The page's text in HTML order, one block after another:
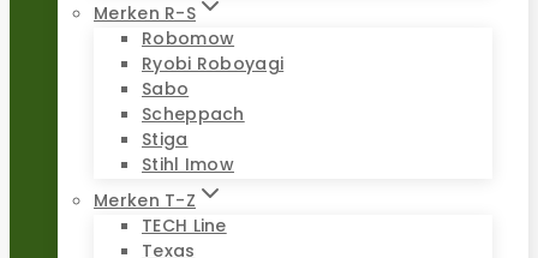
Merken R-S
Robomow
Ryobi Roboyagi
Sabo
Scheppach
Stiga
Stihl Imow
Merken T-Z
TECH Line
Texas